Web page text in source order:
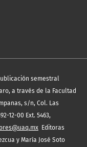
semestral
a través de la Facultad
s/n, Col. Las
12-00 Ext. 5463,
Editoras
y María José Soto